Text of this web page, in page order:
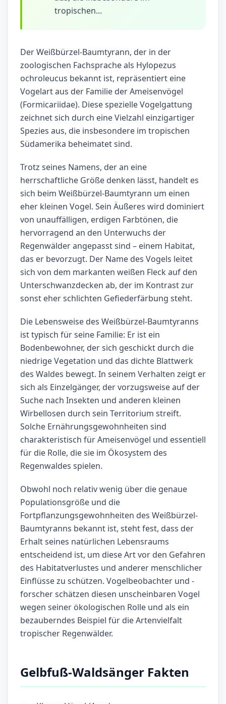
tropischen...
Der Weißbürzel-Baumtyrann, der in der
zoologischen Fachsprache als Hylopezus
ochroleucus bekannt ist, repräsentiert eine
Vogelart aus der Familie der Ameisenvögel
(Formicariidae). Diese spezielle Vogelgattung
zeichnet sich durch eine Vielzahl einzigartiger
Spezies aus, die insbesondere im tropischen
Südamerika beheimatet sind.
Trotz seines Namens, der an eine
herrschaftliche Größe denken lässt, handelt es
sich beim Weißbürzel-Baumtyrann um einen
eher kleinen Vogel. Sein Äußeres wird dominiert
von unauffälligen, erdigen Farbtönen, die
hervorragend an den Unterwuchs der
Regenwälder angepasst sind – einem Habitat,
das er bevorzugt. Der Name des Vogels leitet
sich von dem markanten weißen Fleck auf den
Unterschwanzdecken ab, der im Kontrast zur
sonst eher schlichten Gefiederfärbung steht.
Die Lebensweise des Weißbürzel-Baumtyranns
ist typisch für seine Familie: Er ist ein
Bodenbewohner, der sich geschickt durch die
niedrige Vegetation und das dichte Blattwerk
des Waldes bewegt. In seinem Verhalten zeigt er
sich als Einzelgänger, der vorzugsweise auf der
Suche nach Insekten und anderen kleinen
Wirbellosen durch sein Territorium streift.
Solche Ernährungsgewohnheiten sind
charakteristisch für Ameisenvögel und essentiell
für die Rolle, die sie im Ökosystem des
Regenwaldes spielen.
Obwohl noch relativ wenig über die genaue
Populationsgröße und die
Fortpflanzungsgewohnheiten des Weißbürzel-
Baumtyranns bekannt ist, steht fest, dass der
Erhalt seines natürlichen Lebensraums
entscheidend ist, um diese Art vor den Gefahren
des Habitatverlustes und anderer menschlicher
Einflüsse zu schützen. Vogelbeobachter und -
forscher schätzen diesen unscheinbaren Vogel
wegen seiner ökologischen Rolle und als ein
bezauberndes Beispiel für die Artenvielfalt
tropischer Regenwälder.
Gelbfuß-Waldsänger Fakten